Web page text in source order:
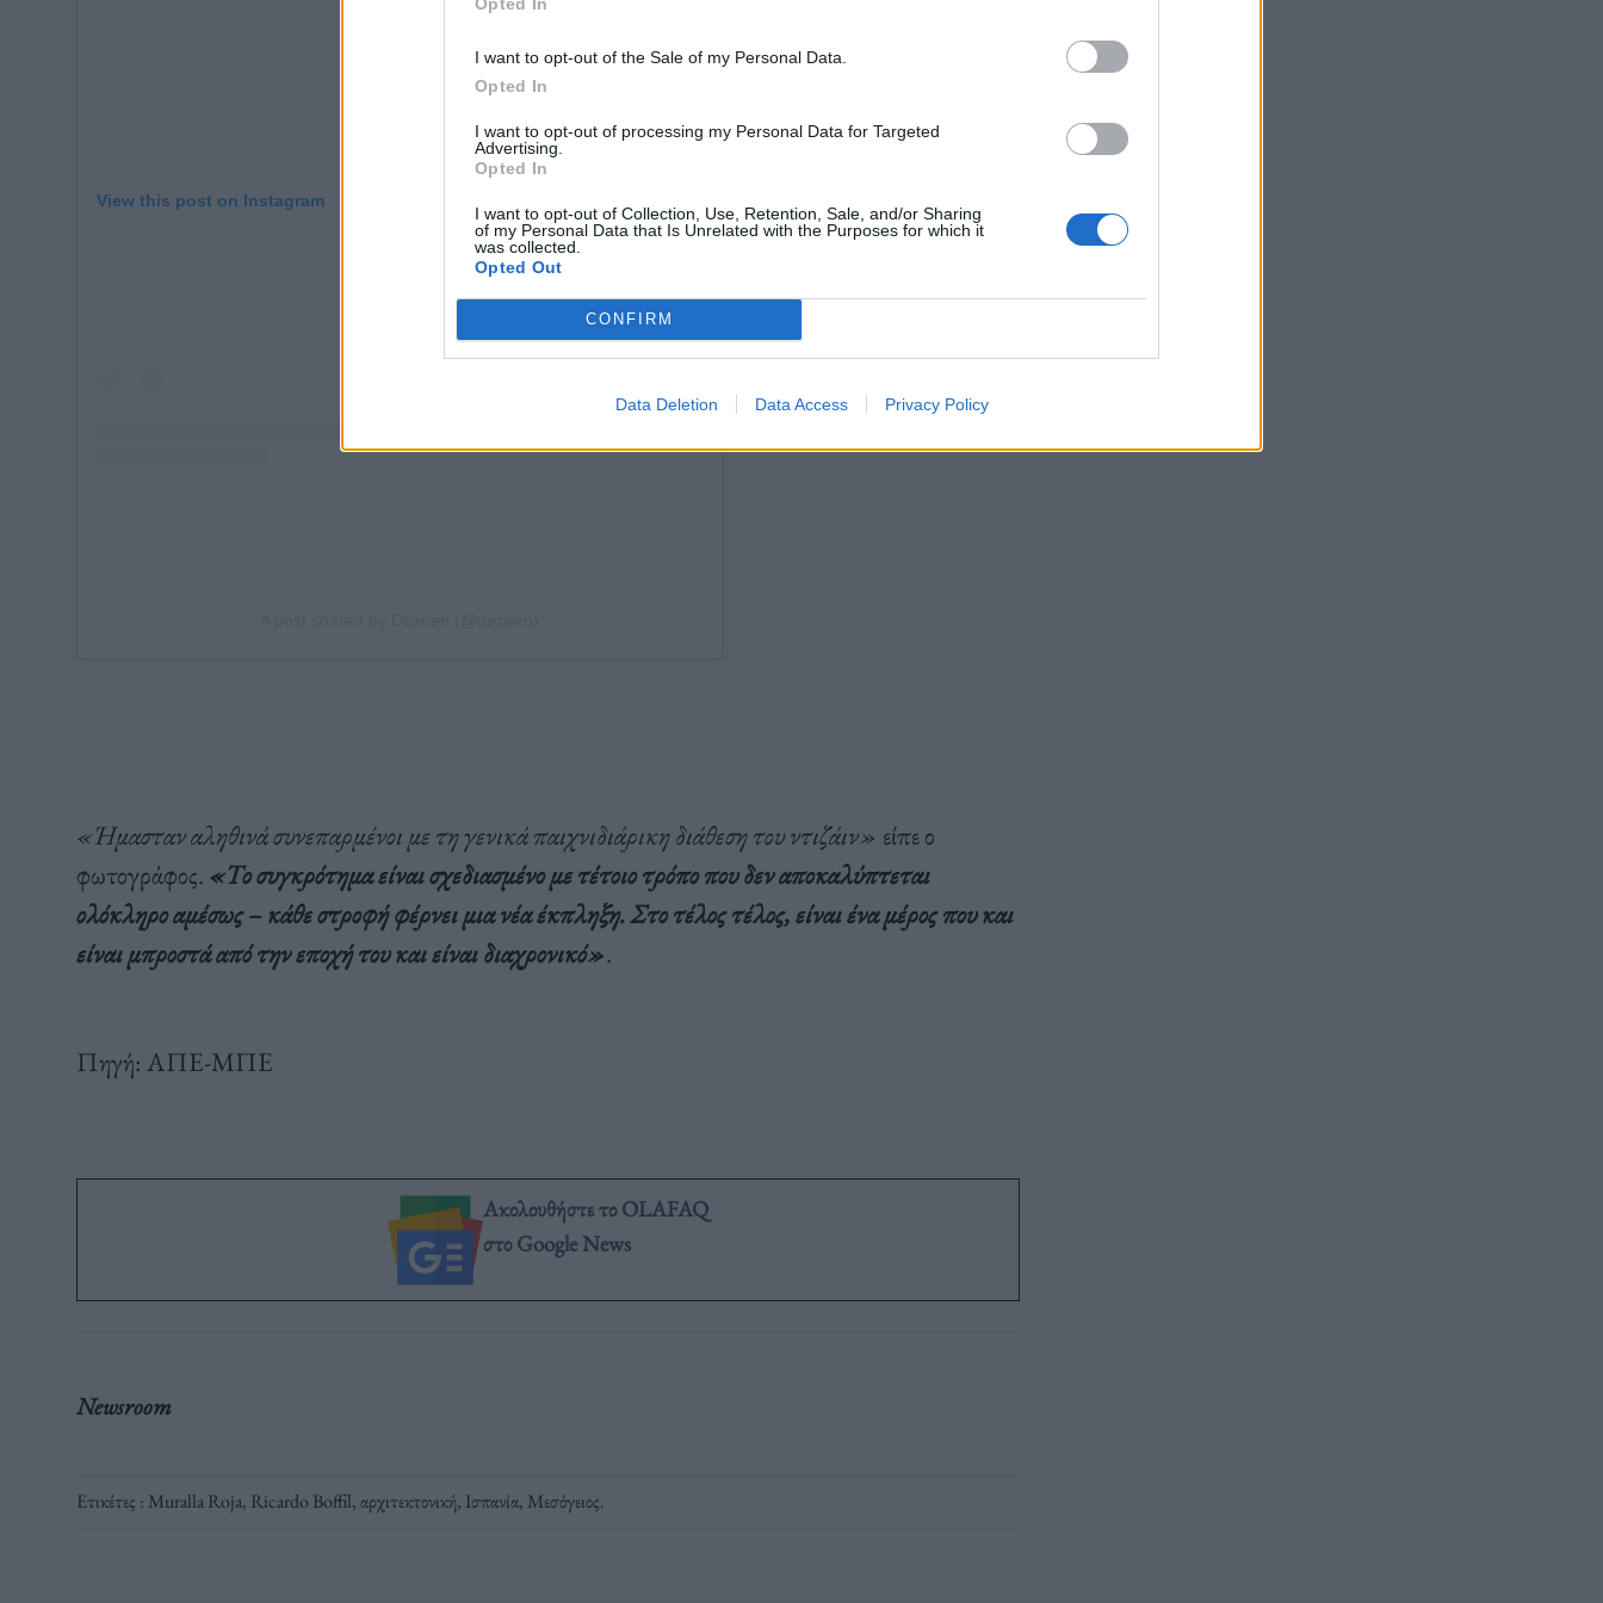
I want to opt-out of the Sale of my Personal Data.
Opted In
I want to opt-out of processing my Personal Data for Targeted
Advertising.
Opted In
I want to opt-out of Collection, Use, Retention, Sale, and/or Sharing
of my Personal Data that Is Unrelated with the Purposes for which it
was collected.
Opted Out
CONFIRM
Data Deletion Data Access Privacy Policy
View this post on Instagram
«Ήμασταν αληθινά συνεπαρμένοι με τη γενικά παιχνιδιάρικη διάθεση του ντιζάιν» είπε ο
φωτογράφος. «Το συγκρότημα είναι σχεδιασμένο με τέτοιο τρόπο που δεν αποκαλύπτεται
ολόκληρο αμέσως – κάθε στροφή φέρνει μια νέα έκπληξη. Στο τέλος τέλος, είναι ένα μέρος που και
είναι μπροστά από την εποχή του και είναι διαχρονικό».
Πηγή: ΑΠΕ-ΜΠΕ
Ακολουθήστε το OLAFAQ
στο Google News
Newsroom
Ετικέτες : Muralla Roja, Ricardo Boffil,αρχιτεκτονική, Ισπανία, Μεσόγειος.